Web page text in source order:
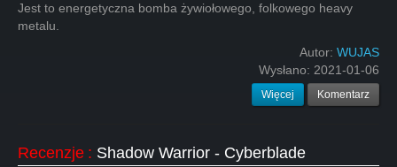
Jest to energetyczna bomba żywiołowego, folkowego heavy
metalu.
Autor: WUJAS
Wysłano: 2021-01-06
Więcej Komentarz
Recenzje : Shadow Warrior - Cyberblade